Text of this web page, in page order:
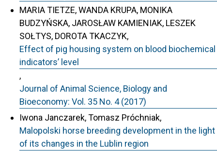
MARIA TIETZE, WANDA KRUPA, MONIKA
BUDZYŃSKA, JAROSŁAW KAMIENIAK, LESZEK
SOŁTYS, DOROTA TKACZYK,
Effect of pig housing system on blood biochemical
indicators’ level
,
Journal of Animal Science, Biology and
Bioeconomy: Vol. 35 No. 4 (2017)
Iwona Janczarek, Tomasz Próchniak,
Malopolski horse breeding development in the light
of its changes in the Lublin region